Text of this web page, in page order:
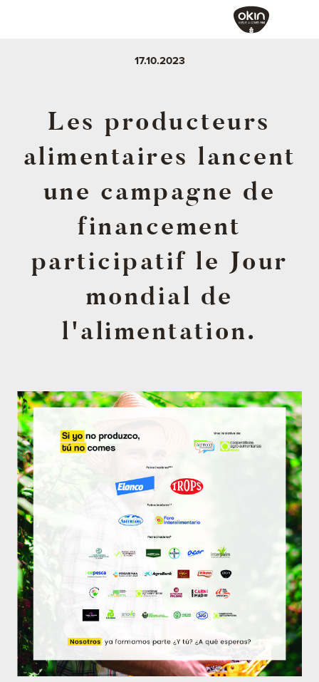
17.10.2023
Les producteurs
alimentaires lancent
une campagne de
financement
participatif le Jour
mondial de
l'alimentation.